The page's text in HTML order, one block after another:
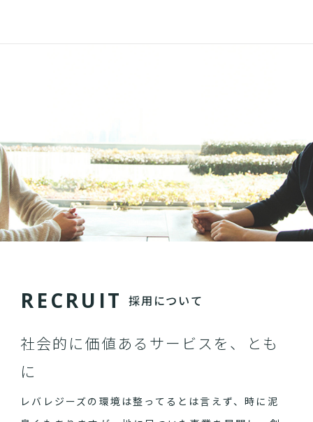
RECRU IT 採用について
社会的に価値あるサービスを、とも
に
レバレジーズの環境は整ってるとは言えず、時に泥